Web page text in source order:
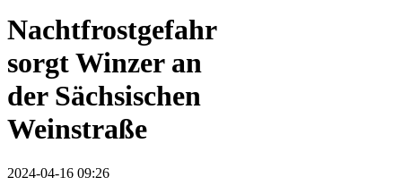
Nachtfrostgefahr
sorgt Winzer an
der Sächsischen
Weinstraße
2024-04-16 09:26